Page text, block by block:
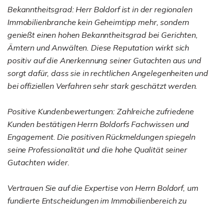
Bekanntheitsgrad: Herr Boldorf ist in der regionalen
Immobilienbranche kein Geheimtipp mehr, sondern
genießt einen hohen Bekanntheitsgrad bei Gerichten,
Ämtern und Anwälten. Diese Reputation wirkt sich
positiv auf die Anerkennung seiner Gutachten aus und
sorgt dafür, dass sie in rechtlichen Angelegenheiten und
bei offiziellen Verfahren sehr stark geschätzt werden.
Positive Kundenbewertungen: Zahlreiche zufriedene
Kunden bestätigen Herrn Boldorfs Fachwissen und
Engagement. Die positiven Rückmeldungen spiegeln
seine Professionalität und die hohe Qualität seiner
Gutachten wider.
Vertrauen Sie auf die Expertise von Herrn Boldorf, um
fundierte Entscheidungen im Immobilienbereich zu